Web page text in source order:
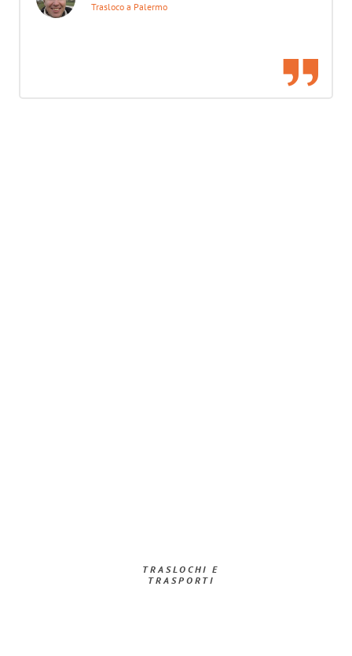
Trasloco a Palermo
TRASLOCHI E
TRASPORTI​